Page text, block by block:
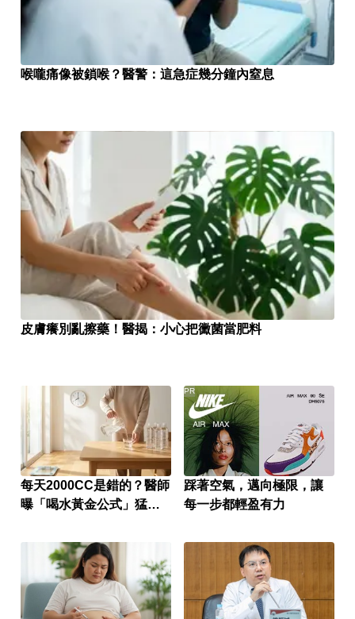
喉嚨痛像被鎖喉？醫警：這急症幾分鐘內窒息
皮膚癢別亂擦藥！醫揭：小心把黴菌當肥料
每天2000CC是錯的？醫師
曝「喝水黃金公式」猛灌
踩著空氣，邁向極限，讓
每一步都輕盈有力
PR